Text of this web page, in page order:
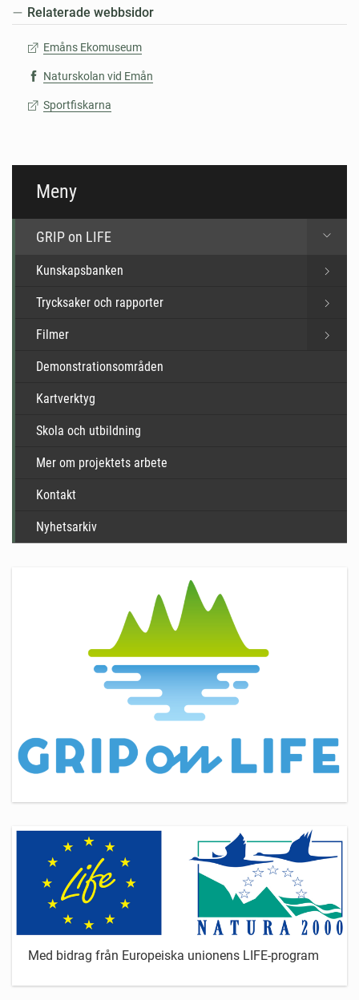
Relaterade webbsidor
Emåns Ekomuseum
Naturskolan vid Emån
Sportfiskarna
Meny
GRIP on LIFE
Kunskapsbanken
Trycksaker och rapporter
Filmer
Demonstrationsområden
Kartverktyg
Skola och utbildning
Mer om projektets arbete
Kontakt
Nyhetsarkiv
Med bidrag från Europeiska unionens LIFE-program